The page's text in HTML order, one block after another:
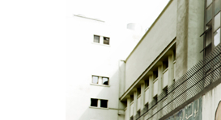
KAIRO,